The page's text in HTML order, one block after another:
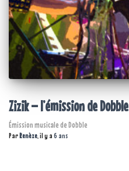
Zizik – l’émission de Dobble
Émission musicale de Dobble
ParRenèze , il y a 6 ans